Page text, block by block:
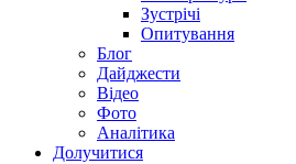
Зустрічі
Опитування
Блог
Дайджести
Відео
Фото
Аналітика
Долучитися